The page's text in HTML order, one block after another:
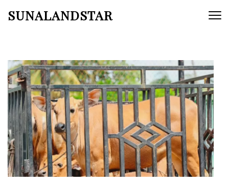
SUNALANDSTAR